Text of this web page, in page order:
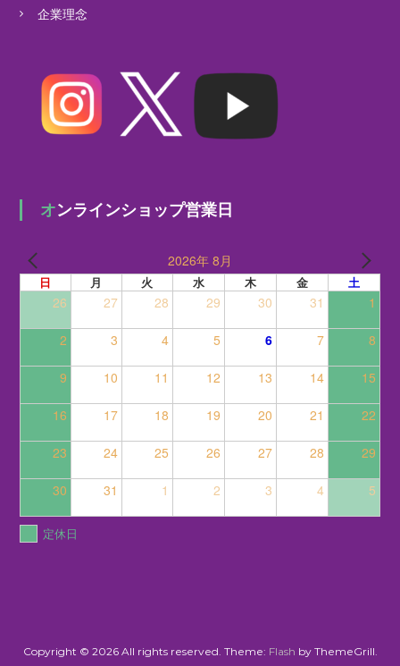
企業理念
オンラインショップ営業日
2026年 8月
日 月 火 水 木 金 土
26 27 28 29 30 31 1
2 3 4 5 6 7 8
9 10 11 12 13 14 15
16 17 18 19 20 21 22
23 24 25 26 27 28 29
30 31 1 2 3 4 5
定休日
Copyright © 2026 All rights reserved. Theme: Flash by ThemeGrill.